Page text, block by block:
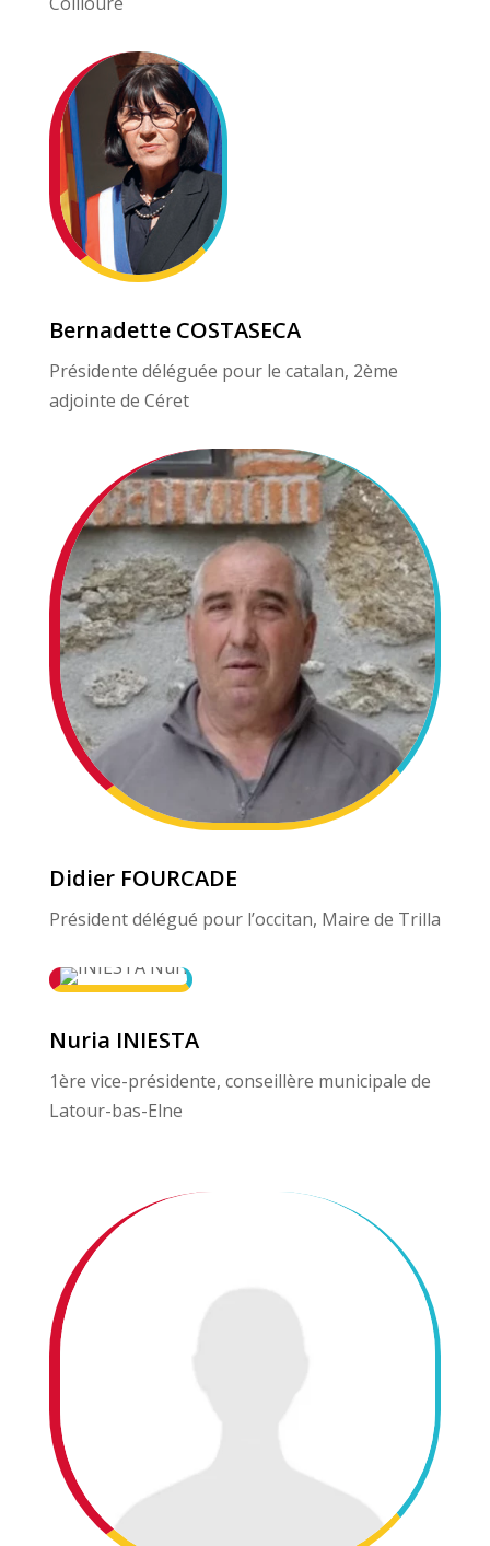
Bernadette COSTASECA
Présidente déléguée pour le catalan, 2ème
adjointe de Céret
Didier FOURCADE
Président délégué pour l’occitan, Maire de Trilla
Nuria INIESTA
1ère vice-présidente, conseillère municipale de
Latour-bas-Elne